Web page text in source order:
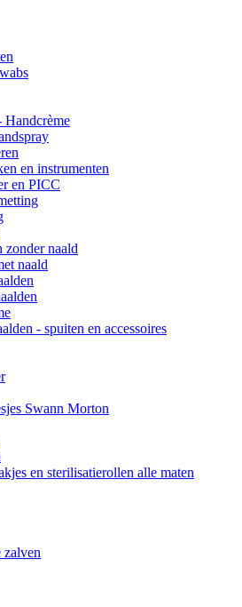
Handcrème
en instrumenten
en PICC
zonder naald
naald
- spuiten en accessoires
Swann Morton
en sterilisatierollen alle maten
zalven